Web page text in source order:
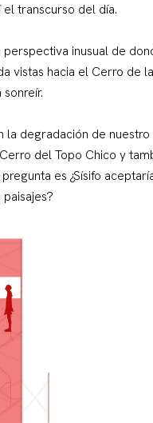
transcurso del día.
inusual de
vistas hacia el Cerro de
la degradación de
del Topo Chico y
es ¿Sísifo